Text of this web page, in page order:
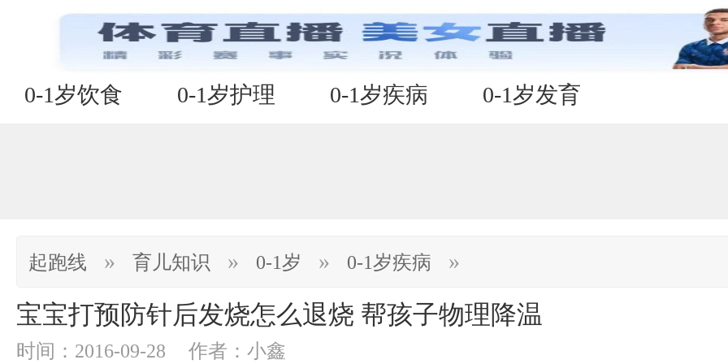
0-1岁饮食 0-1岁护理 0-1岁疾病 0-1岁发育
起跑线 » 育儿知识 » 0-1岁 » 0-1岁疾病 »
宝宝打预防针后发烧怎么退烧 帮孩子物理降温
时间：2016-09-28 作者：小鑫